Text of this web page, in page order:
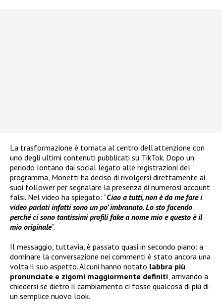
La trasformazione è tornata al centro dell’attenzione con
uno degli ultimi contenuti pubblicati su TikTok. Dopo un
periodo lontano dai social legato alle registrazioni del
programma, Monetti ha deciso di rivolgersi direttamente ai
suoi follower per segnalare la presenza di numerosi account
falsi. Nel video ha spiegato: “Ciao a tutti, non è da me fare i
video parlati infatti sono un po’ imbranato. Lo sto facendo
perché ci sono tantissimi profili fake a nome mio e questo è il
mio originale”.
Il messaggio, tuttavia, è passato quasi in secondo piano: a
dominare la conversazione nei commenti è stato ancora una
volta il suo aspetto. Alcuni hanno notato labbra più
pronunciate e zigomi maggiormente definiti, arrivando a
chiedersi se dietro il cambiamento ci fosse qualcosa di più di
un semplice nuovo look.